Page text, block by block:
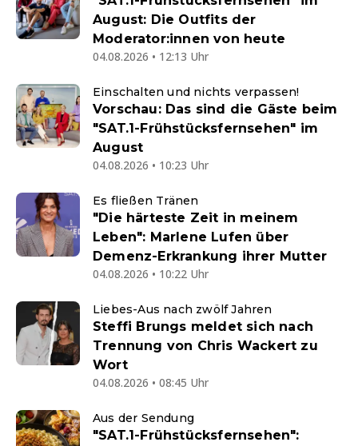
August: Die Outfits der
Moderator:innen von heute
04.08.2026 • 12:13 Uhr
Einschalten und nichts verpassen!
Vorschau: Das sind die Gäste beim
"SAT.1-Frühstücksfernsehen" im
August
04.08.2026 • 10:23 Uhr
Es fließen Tränen
"Die härteste Zeit in meinem
Leben": Marlene Lufen über
Demenz-Erkrankung ihrer Mutter
04.08.2026 • 10:22 Uhr
Liebes-Aus nach zwölf Jahren
Steffi Brungs meldet sich nach
Trennung von Chris Wackert zu
Wort
04.08.2026 • 08:45 Uhr
Aus der Sendung
"SAT.1-Frühstücksfernsehen":